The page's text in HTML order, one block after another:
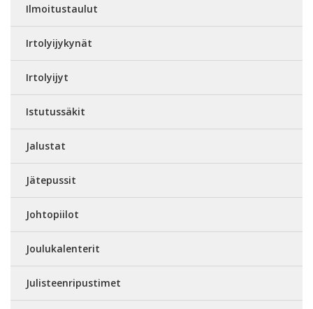
Ilmoitustaulut
Irtolyijykynät
Irtolyijyt
Istutussäkit
Jalustat
Jätepussit
Johtopiilot
Joulukalenterit
Julisteenripustimet